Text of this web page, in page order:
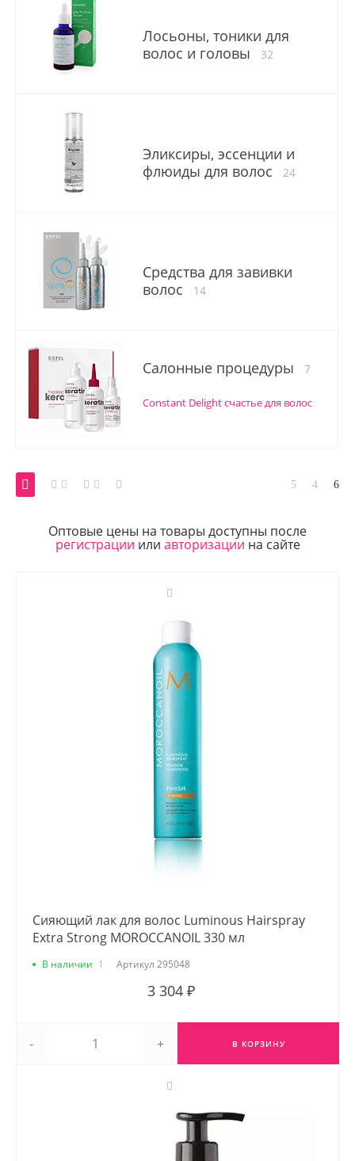
Лосьоны, тоники для
волос и головы
32
Эликсиры, эссенции и
флюиды для волос
24
Средства для завивки
волос
14
Салонные процедуры 7
Constant Delight счастье для волос
Оптовые цены на товары доступны после
регистрации или авторизации на сайте
Сияющий лак для волос Luminous Hairspray
Extra Strong MOROCCANOIL 330 мл
В наличии 1 Артикул 295048
3 304 ₽
- + В КОРЗИНУ